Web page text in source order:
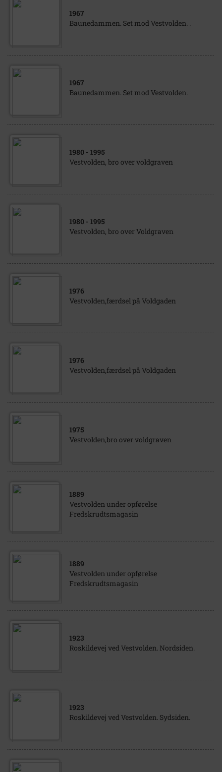
1967
Baunedammen. Set mod Vestvolden. .
1967
Baunedammen. Set mod Vestvolden.
1980 - 1995
Vestvolden, bro over voldgraven
1980 - 1995
Vestvolden, bro over Voldgraven
1976
Vestvolden,færdsel på Voldgaden
1976
Vestvolden,færdsel på Voldgaden
1975
Vestvolden,bro over voldgraven
1889
Vestvolden under opførelse
Fredskrudtsmagasin
1889
Vestvolden under opførelse
Fredskrudtsmagasin
1923
Roskildevej ved Vestvolden. Nordsiden.
1923
Roskildevej ved Vestvolden. Sydsiden.